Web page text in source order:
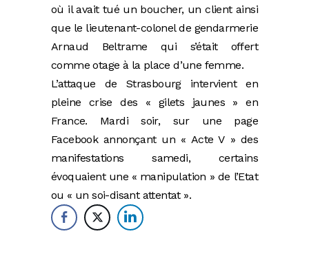
où il avait tué un boucher, un client ainsi
que le lieutenant-colonel de gendarmerie
Arnaud Beltrame qui s’était offert
comme otage à la place d’une femme.
L’attaque de Strasbourg intervient en
pleine crise des « gilets jaunes » en
France. Mardi soir, sur une page
Facebook annonçant un « Acte V » des
manifestations samedi, certains
évoquaient une « manipulation » de l’Etat
ou « un soi-disant attentat ».